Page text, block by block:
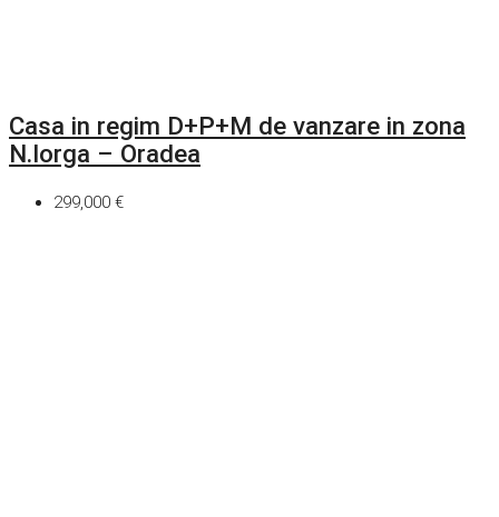
Casa in regim D+P+M de vanzare in zona
N.Iorga – Oradea
299,000 €